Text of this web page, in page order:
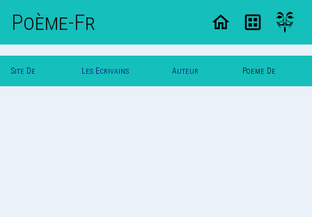
Poème-Fr
Site De Les Ecrivains Auteur Poeme De